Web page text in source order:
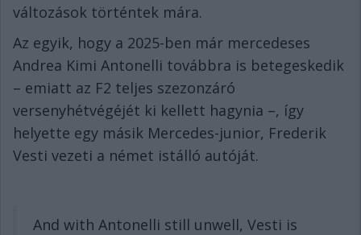
változások történtek mára.
Az egyik, hogy a 2025-ben már mercedeses
Andrea Kimi Antonelli továbbra is betegeskedik
– emiatt az F2 teljes szezonzáró
versenyhétvégéjét ki kellett hagynia –, így
helyette egy másik Mercedes-junior, Frederik
Vesti vezeti a német istálló autóját.
And with Antonelli still unwell, Vesti is